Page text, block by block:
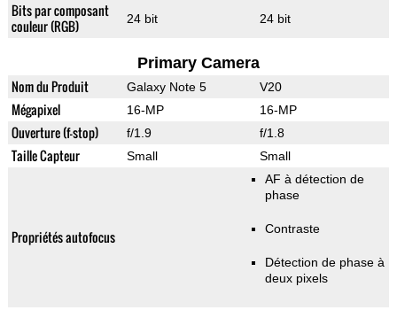
Bits par composant
couleur (RGB)
24 bit 24 bit
Primary Camera
Nom du Produit Galaxy Note 5 V20
Mégapixel 16-MP 16-MP
Ouverture (f-stop) f/1.9 f/1.8
Taille Capteur Small Small
Propriétés autofocus
AF à détection de
phase
Contraste
Détection de phase à
deux pixels